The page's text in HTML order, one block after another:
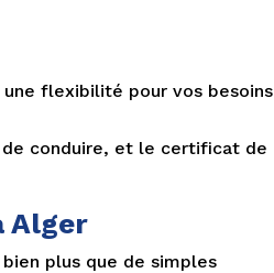
flexibilité pour vos besoins
conduire, et le certificat de
Alger
plus que de simples